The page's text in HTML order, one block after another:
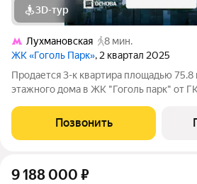
3D-тур
Лухмановская
8 мин.
ЖК «Гоголь Парк», 2 квартал 2025
Продается 3-к квартира площадью 75.8
этажного дома в ЖК "Гоголь парк" от
на территории и подземным
около метро
Позвонить
9 188 000 ₽